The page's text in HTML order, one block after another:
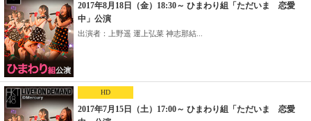
2017年8月18日（金）18:30～ ひまわり組「ただいま 恋愛
中」公演
出演者：上野遥 運上弘菜 神志那結...
HD
2017年7月15日（土）17:00～ ひまわり組「ただいま 恋愛